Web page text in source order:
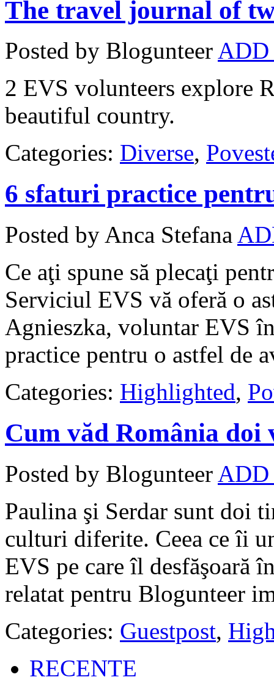
The travel journal of
Posted by Blogunteer ADD
2 EVS volunteers explore
beautiful country.
Categories: Diverse,
6 sfaturi practice
Posted by Anca Stefana
Ce aţi spune să plecaţi
Serviciul EVS vă oferă o
Agnieszka, voluntar EVS
practice pentru o astfel de
Categories: Highlighted,
Cum văd România
Posted by Blogunteer ADD
Paulina şi Serdar sunt doi
culturi diferite. Ceea ce îi
EVS pe care îl desfăşoară
relatat pentru Blogunteer
Categories: Guestpost,
RECENTE